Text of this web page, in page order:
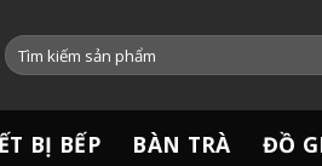
Tìm
kiếm:
BỊ BẾP BÀN TRÀ ĐỒ